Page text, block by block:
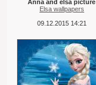
Anna and elsa picture
Elsa wallpapers
09.12.2015 14:21